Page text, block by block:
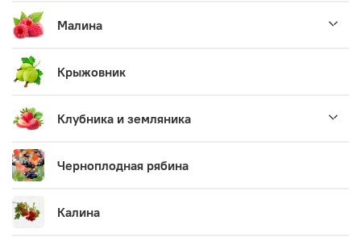
Малина
Крыжовник
Клубника и земляника
Черноплодная рябина
Калина